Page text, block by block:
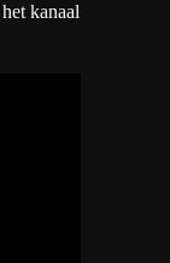
kanaal